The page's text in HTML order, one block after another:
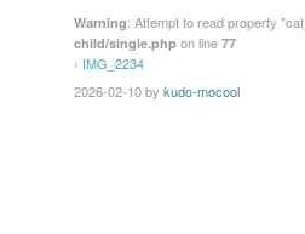
Warning: Attempt to read property
child/single.php on line 77
› IMG_2234
2026-02-10by kudo-mocool